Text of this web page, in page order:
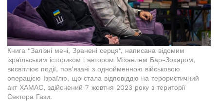
Книга "Залізні мечі, Зранені серця", написана відомим
ізраїльським істориком і автором Міхаелем Бар-Зохаром,
висвітлює події, пов’язані з однойменною військовою
операцією Ізраїлю, що стала відповіддю на терористичний
акт ХАМАС, здійснений 7 жовтня 2023 року з території
Сектора Гази.